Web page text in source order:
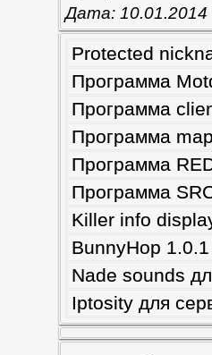
Дата: 10.01.2014
Protected
Программа
Программа
Программа
Программа
Программа
Killer info
BunnyHop
Nade sounds
Iptosity для